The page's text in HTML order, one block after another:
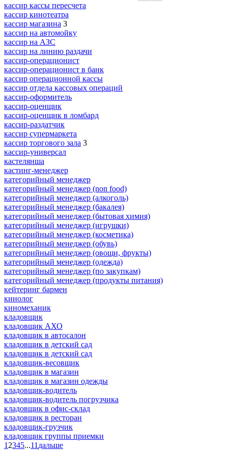
кассир кассы пересчета
кассир кинотеатра
кассир магазина 3
кассир на автомойку
кассир на АЗС
кассир на линию раздачи
кассир-операционист
кассир-операционист в банк
кассир операционной кассы
кассир отдела кассовых операций
кассир-оформитель
кассир-оценщик
кассир-оценщик в ломбард
кассир-раздатчик
кассир супермаркета
кассир торгового зала 3
кассир-универсал
кастелянша
кастинг-менеджер
категорийный менеджер
категорийный менеджер (non food)
категорийный менеджер (алкоголь)
категорийный менеджер (бакалея)
категорийный менеджер (бытовая химия)
категорийный менеджер (игрушки)
категорийный менеджер (косметика)
категорийный менеджер (обувь)
категорийный менеджер (овощи, фрукты)
категорийный менеджер (одежда)
категорийный менеджер (по закупкам)
категорийный менеджер (продукты питания)
кейтеринг бармен
кинолог
киномеханик
кладовщик
кладовщик АХО
кладовщик в автосалон
кладовщик в детский сад
кладовщик в детский сад
кладовщик-весовщик
кладовщик в магазин
кладовщик в магазин одежды
кладовщик-водитель
кладовщик-водитель погрузчика
кладовщик в офис-склад
кладовщик в ресторан
кладовщик-грузчик
кладовщик группы приемки
1 2345...11 дальше